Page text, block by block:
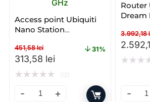
Access point Ubiquiti
Nano Station
451,58lei
Prețul inițial a fost: 451,58 lei.
313,58 leiPrețul curent este:
31%
★★★★★
Access point Ubiquiti Nano
Router
Dream
3.992,18
Prețul
★★★